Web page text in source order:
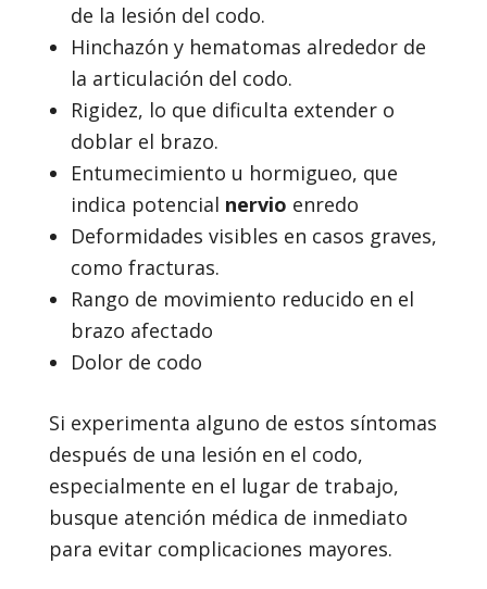
de la lesión del codo.
Hinchazón y hematomas alrededor de
la articulación del codo.
Rigidez, lo que dificulta extender o
doblar el brazo.
Entumecimiento u hormigueo, que
indica potencial nervio enredo
Deformidades visibles en casos graves,
como fracturas.
Rango de movimiento reducido en el
brazo afectado
Dolor de codo
Si experimenta alguno de estos síntomas
después de una lesión en el codo,
especialmente en el lugar de trabajo,
busque atención médica de inmediato
para evitar complicaciones mayores.